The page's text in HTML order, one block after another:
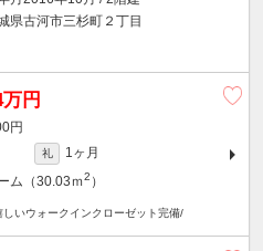
県古河市三杉町２丁目
円
円
礼
1ヶ月
ム（30.03ｍ2 ）
いウォークインクローゼット完備/